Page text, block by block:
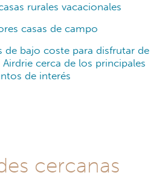
rurales vacacionales
casas de campo
de bajo coste para disfrutar de
cerca de los principales
de interés
cercanas